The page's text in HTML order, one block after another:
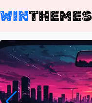
WINTHEMES